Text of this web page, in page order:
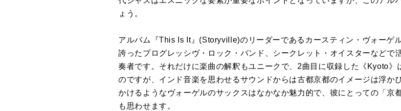
ょう。
アルバム『This Is It』(Storyville)のリーダーであるカースティン・ヴォーゲ
誇ったプログレッシヴ・ロック・バンド、シークレット・オイスターなどで
奏者です。それだけに楽曲の解釈もユニークで、2曲目に収録した《Kyoto》
のですが、インド音楽を思わせるサウンドからは古都京都のイメージは浮か
かけるようなヴォーゲルのサックスはなかなか魅力的で、彼にとっての「京
も思わせます。